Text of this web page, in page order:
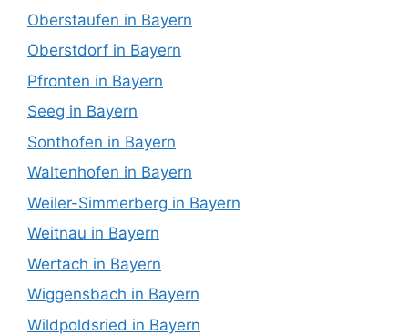
Oberstaufen in Bayern
Oberstdorf in Bayern
Pfronten in Bayern
Seeg in Bayern
Sonthofen in Bayern
Waltenhofen in Bayern
Weiler-Simmerberg in Bayern
Weitnau in Bayern
Wertach in Bayern
Wiggensbach in Bayern
Wildpoldsried in Bayern